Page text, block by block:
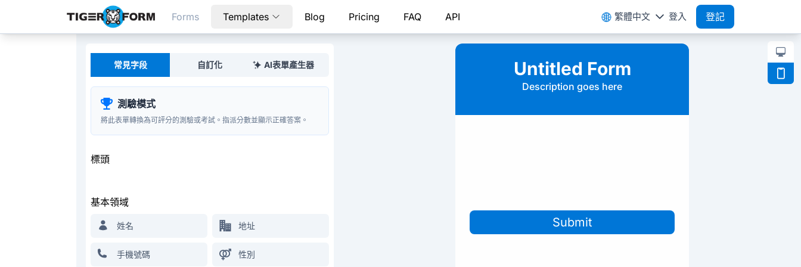
Forms Templates Blog Pricing FAQ API 繁體中文 登入
登記
可自訂的整合 QR 碼表單建立器
常見字段 自訂化 AI表單產生器
測驗模式
將此表單轉換為可評分的測驗或考試。指派分數並顯示正確答案。
標頭
基本領域
姓名 地址
手機號碼 性別
Untitled Form
Description goes here
Submit